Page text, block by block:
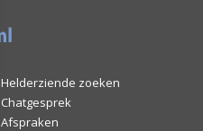
Helderziende zoeken
Chatgesprek
Afspraken